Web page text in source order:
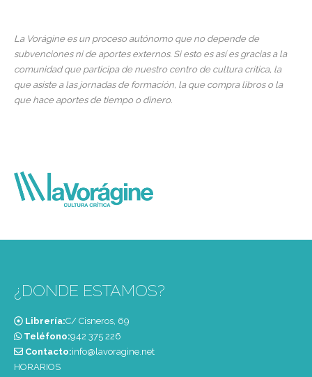
La Vorágine es un proceso autónomo que no depende de
subvenciones ni de aportes externos. Si esto es así es gracias a la
comunidad que participa de nuestro centro de cultura crítica, la
que asiste a las jornadas de formación, la que compra libros o la
que hace aportes de tiempo o dinero.
¿DONDE ESTAMOS?
Librería:C/ Cisneros, 69
Teléfono:‭942 375 226‬
Contacto:info@lavoragine.net
HORARIOS